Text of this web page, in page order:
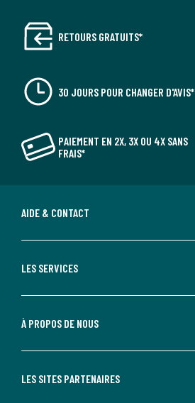
RETOURS GRATUITS*
30 JOURS POUR CHANGER D'AVIS*
PAIEMENT EN 2X, 3X OU 4X SANS
FRAIS*
AIDE & CONTACT
LES SERVICES
À PROPOS DE NOUS
LES SITES PARTENAIRES